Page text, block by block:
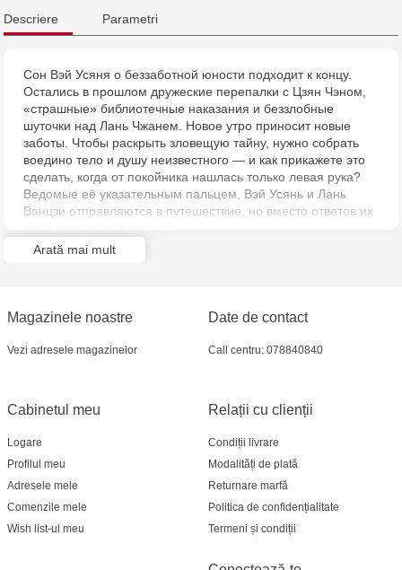
Multistore Centru - bd. Cantemir, 6
Jucărenia Cahul - str. Ștefan cel Mare, 29А
Multistore Telecentru - str. N. Testemițanu
Multistore Soroca - bd. Ștefan cel Mare, 110
MultiStore Căușeni- str. Iurii Gagarin 24
Descriere Parametri
Сон Вэй Усяня о беззаботной юности подходит к концу.
Остались в прошлом дружеские перепалки с Цзян Чэном,
«страшные» библиотечные наказания и беззлобные
шуточки над Лань Чжанем. Новое утро приносит новые
заботы. Чтобы раскрыть зловещую тайну, нужно собрать
воедино тело и душу неизвестного — и как прикажете это
сделать, когда от покойника нашлась только левая рука?
Ведомые её указательным пальцем, Вэй Усянь и Лань
Ванцзи отправляются в путешествие, но вместо ответов их
Arată mai mult
Magazinele noastre
Vezi adresele magazinelor
Relații cu clienții
Condiții livrare
Modalități de plată
Returnare marfă
Politica de confidențialitate
Termeni și condiții
Cabinetul meu
Logare
Profilul meu
Adresele mele
Comenzile mele
Wish list-ul meu
Date de contact
Call centru: 078840840